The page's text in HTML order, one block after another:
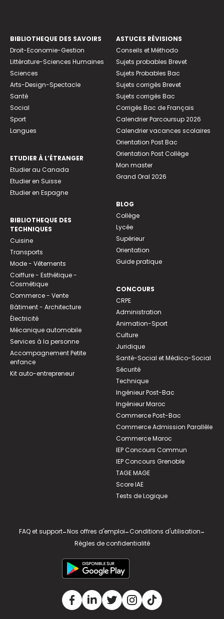
BIBLIOTHEQUE DES SAVOIRS
Droit-Economie-Gestion
Littérature-Sciences Humaines
Sciences
Arts-Design-Spectacle
Santé
Social
Sport
Langues
ETUDIER À L’ÉTRANGER
Etudier au Canada
Etudier en Suisse
Etudier en Espagne
BIBLIOTHEQUE DES
TECHNIQUES
Cuisine
Transports
Mode - Vêtements
Coiffure - Esthétique -
Cosmétique
Commerce - Vente
Bâtiment - Architecture
Électricité
Mécanique automobile
Services à la personne
Accompagnement Petite
enfance
Kit auto-entrepreneur
ASTUCES RÉVISIONS
Conseils et Méthodo
Sujets probables Brevet
Sujets Probables Bac
Sujets corrigés Brevet
Sujets corrigés Bac
Corrigés Bac de Français
Calendrier Parcoursup 2026
Calendrier vacances scolaires
Orientation Post Bac
Orientation Post Collège
Mon master
Grand Oral 2026
BLOG
Collège
Lycée
Supérieur
Orientation
Guide pratique
CONCOURS
CRPE
Administration
Animation-Sport
Culture
Juridique
Santé-Social et Médico-Social
Sécurité
Technique
Ingénieur Post-Bac
Ingénieur Maroc
Commerce Post-Bac
Commerce Admission Parallèle
Commerce Maroc
IEP Concours Commun
IEP Concours Grenoble
TAGE MAGE
Score IAE
Tests de Logique
FAQ et support-Nos offres d'emploi-Conditions d'utilisation-
Règles de confidentialité